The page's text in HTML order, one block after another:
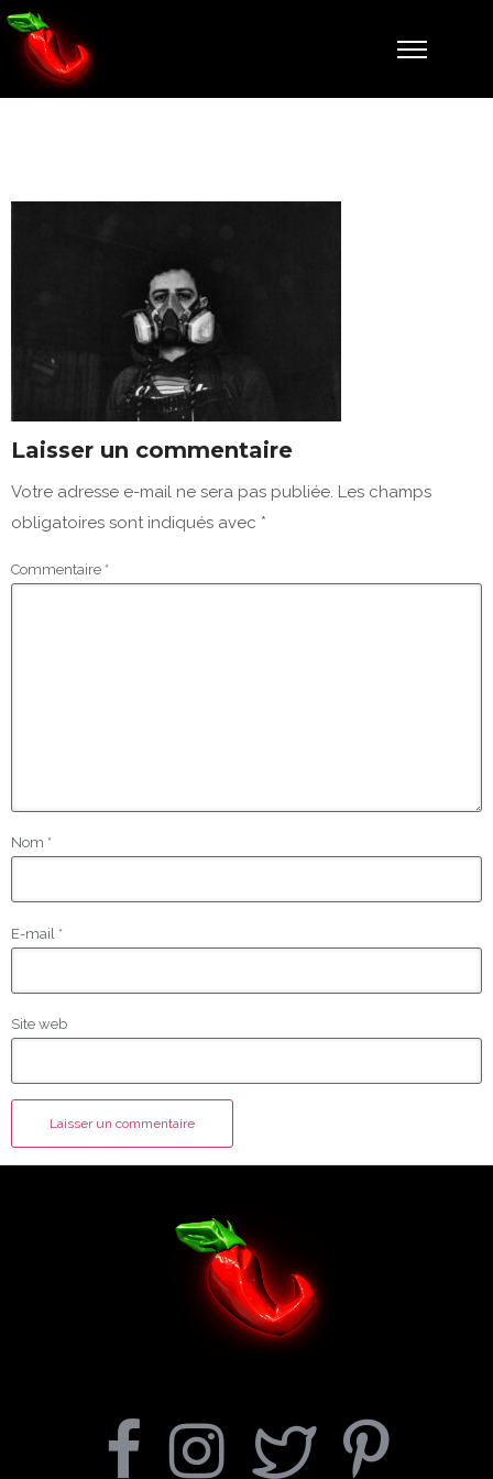
Laisser un commentaire
Votre adresse e-mail ne sera pas publiée. Les champs
obligatoires sont indiqués avec *
Commentaire *
Nom *
E-mail *
Site web